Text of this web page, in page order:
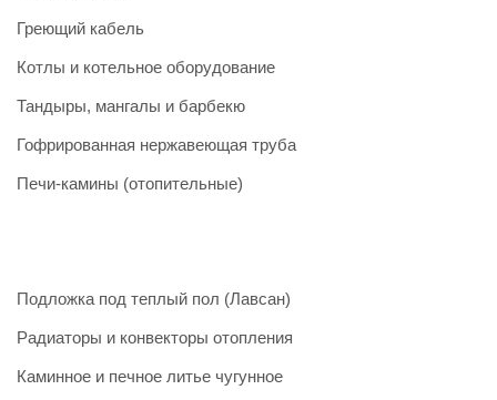
Греющий кабель
Котлы и котельное оборудование
Тандыры, мангалы и барбекю
Гофрированная нержавеющая труба
Печи-камины (отопительные)
Подложка под теплый пол (Лавсан)
Радиаторы и конвекторы отопления
Каминное и печное литье чугунное